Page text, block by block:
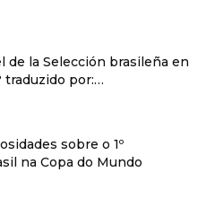
de la Selección brasileña en
traduzido por:
sobre o 1º
na Copa do Mundo